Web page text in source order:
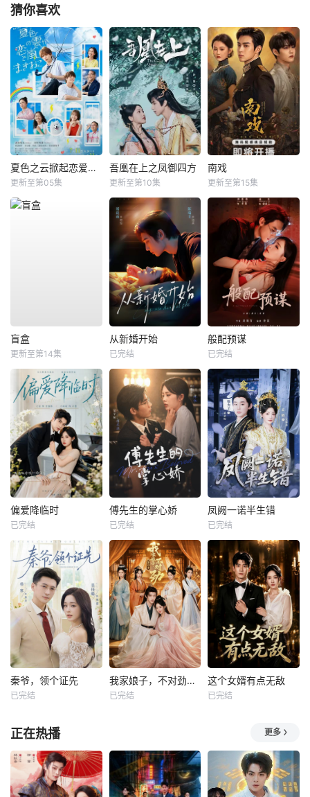
猜你喜欢
夏色之云掀起恋爱与风暴
更新至第05集
吾凰在上之凤御四方
更新至第10集
南戏
更新至第15集
盲盒
更新至第14集
从新婚开始
已完结
般配预谋
已完结
偏爱降临时
已完结
傅先生的掌心娇
已完结
凤阙一诺半生错
已完结
秦爷，领个证先
已完结
我家娘子，不对劲第四季
已完结
这个女婿有点无敌
已完结
正在热播 更多